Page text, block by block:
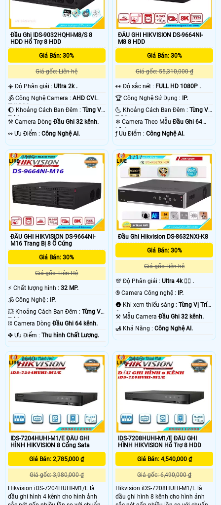
Đầu Ghi IDS-9032HQHI-M8/S 8
HDD Hổ Trợ 8 HDD
Giá Bán: 30%
Giá gốc: Liên hệ
☀️ Độ Phân giải : Ultra 2k .
🕉️ Công Nghệ Camera : AHD CVI
TVI BCS.
🌔 Khoảng Cách Ban Đêm : Từng Vị
Trí Camera .
⚒ Camera Dòng Đầu Ghi 32 kênh.
️↭ Ưu Điểm : Công Nghệ AI.
ĐẦU GHI HIKVISION DS-9664NI-
M8 8 HDD
Giá Bán: 30%
Giá gốc: 55,310,000 ₫
️👀 Độ sắc nét : FULL HD 1080P .
🏆 Công Nghệ Sử Dụng : IP.
🌜 Khoảng Cách Ban Đêm :Từng Vị
Trí Camera .
❄ Camera Theo MẫuĐầu Ghi 64
kênh.
️ƒ Ưu Điểm :Công Nghệ AI.
ĐẦU GHI HIKVISION DS-9664NI-
M16 Trang Bị 8 Ổ Cứng
Giá Bán: 30%
Giá gốc: Liên Hệ
️⚡ Chất lượng hình : 32 MP.
🕉️ Công Nghệ : IP.
💥 Khoảng Cách Ban Đêm : Từng Vị
Trí Camera .
⛓ Camera Dòng Đầu Ghi 64 kênh.
️✤ Ưu Điểm : Thu hình Chất Lượng.
2129
Đầu Ghi Hikvision DS-8632NXI-K8
Giá Bán: 30%
Giá gốc: liên hệ
💯 Độ Phân giải :Ultra 4k 👍🏾 .
®️ Camera Công nghệ : IP.
🌚 Khi xem thiếu sáng :Từng Vị Trí
Camera .
⚒ Mẫu CameraĐầu Ghi 32 kênh.
️🛃 Khả Năng :Công Nghệ AI.
1717
IDS-7204HUHI-M1/E ĐẦU GHI
HÌNH HIKVISION 8 Cổng Sata
Giá Bán: 2,785,000 ₫
Giá gốc: 3,980,000 ₫
Hikvision iDS-7204HUHI-M1/E là
đầu ghi hình 4 kênh cho hình ảnh
2640
IDS-7208HUHI-M1/E ĐẦU GHI
HÌNH HIKVISION Hổ Trợ 8 HDD
Giá Bán: 4,540,000 ₫
Giá gốc: 6,490,000 ₫
Hikvision iDS-7208HUHI-M1/E là
đầu ghi hình 8 kênh cho hình ảnh
2445